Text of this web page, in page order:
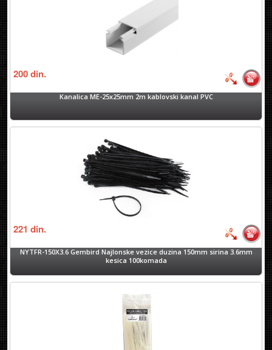
200din.
Kanalica ME-25x25mm 2m kablovski kanal PVC
221din.
NYTFR-150X3.6 Gembird Najlonske vezice duzina 150mm sirina 3.6mm
kesica 100komada